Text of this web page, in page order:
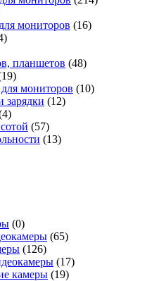
мониторов (16)
планшетов (48)
мониторов (10)
зарядки (12)
(57)
(13)
(0)
(65)
(126)
(17)
камеры (19)